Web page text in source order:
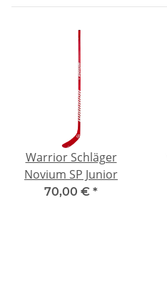
Warrior Schläger
Novium SP Junior
70,00 € *